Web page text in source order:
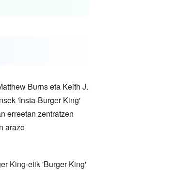
Burns eta Keith J.
'Insta-Burger King'
erreetan zentratzen
arazo
King-etik 'Burger King'